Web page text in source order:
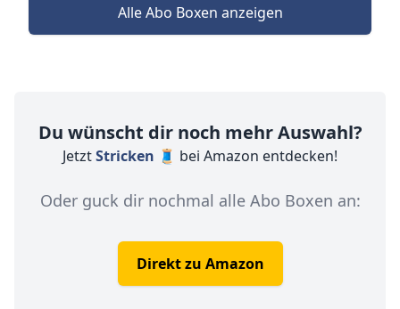
Alle Abo Boxen anzeigen
Du wünscht dir noch mehr Auswahl?
JetztStricken 🧵 bei Amazon entdecken!
Oder guck dir nochmal alle Abo Boxen an:
Direkt zu Amazon